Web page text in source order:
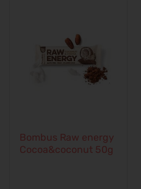
Bombus Raw energy
Cocoa&coconut 50g